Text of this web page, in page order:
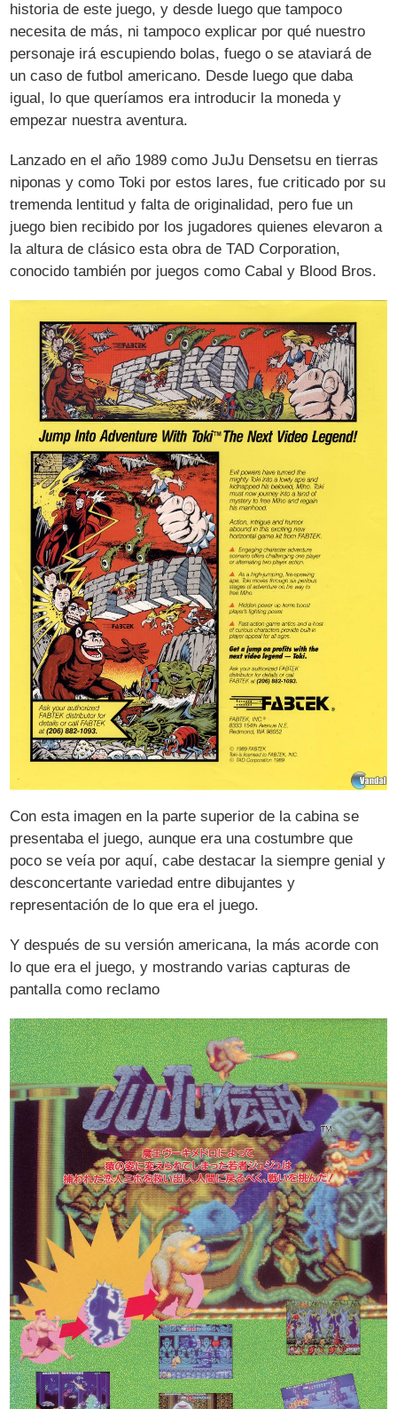
historia de este juego, y desde luego que tampoco
necesita de más, ni tampoco explicar por qué nuestro
personaje irá escupiendo bolas, fuego o se ataviará de
un caso de futbol americano. Desde luego que daba
igual, lo que queríamos era introducir la moneda y
empezar nuestra aventura.
Lanzado en el año 1989 como JuJu Densetsu en tierras
niponas y como Toki por estos lares, fue criticado por su
tremenda lentitud y falta de originalidad, pero fue un
juego bien recibido por los jugadores quienes elevaron a
la altura de clásico esta obra de TAD Corporation,
conocido también por juegos como Cabal y Blood Bros.
Con esta imagen en la parte superior de la cabina se
presentaba el juego, aunque era una costumbre que
poco se veía por aquí, cabe destacar la siempre genial y
desconcertante variedad entre dibujantes y
representación de lo que era el juego.
Y después de su versión americana, la más acorde con
lo que era el juego, y mostrando varias capturas de
pantalla como reclamo